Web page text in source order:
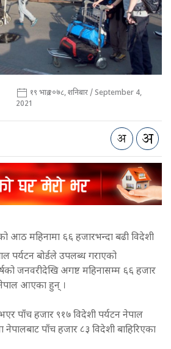
१९ भाद्र २०७८, शनिबार / September 4,
2021
आठ महिनामा ६६ हजारभन्दा बढी विदेशी
पर्यटन बोर्डले उपलब्ध गराएको
जनवरीदेखि अगष्ट महिनासम्म ६६ हजार
आएका हुन् ।
पाँच हजार ९१७ विदेशी पर्यटन नेपाल
नेपालबाट पाँच हजार ८३ विदेशी बाहिरिएका